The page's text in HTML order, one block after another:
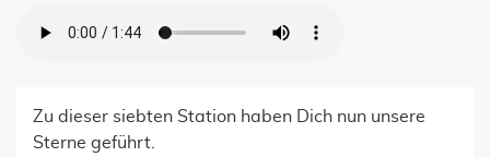
Zu dieser siebten Station haben Dich nun unsere
Sterne geführt.